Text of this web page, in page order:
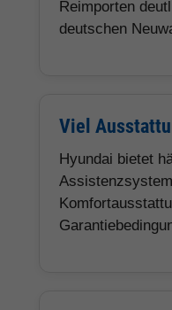
Reimporten
deutschen
Viel
Hyundai bietet